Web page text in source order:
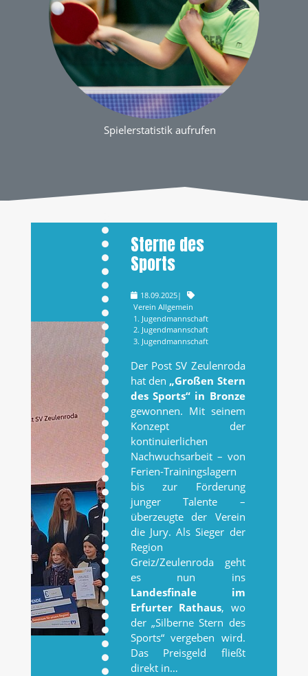
Spielerstatistik aufrufen
Sterne des
Sports
18.09.2025|
Verein Allgemein
1. Jugendmannschaft
2. Jugendmannschaft
3. Jugendmannschaft
Der Post SV Zeulenroda
hat den „Großen Stern
des Sports“ in Bronze
gewonnen. Mit seinem
Konzept der
kontinuierlichen
Nachwuchsarbeit – von
Ferien-Trainingslagern
bis zur Förderung
junger Talente –
überzeugte der Verein
die Jury. Als Sieger der
Region
Greiz/Zeulenroda geht
es nun ins
Landesfinale im
Erfurter Rathaus, wo
der „Silberne Stern des
Sports“ vergeben wird.
Das Preisgeld fließt
direkt in…